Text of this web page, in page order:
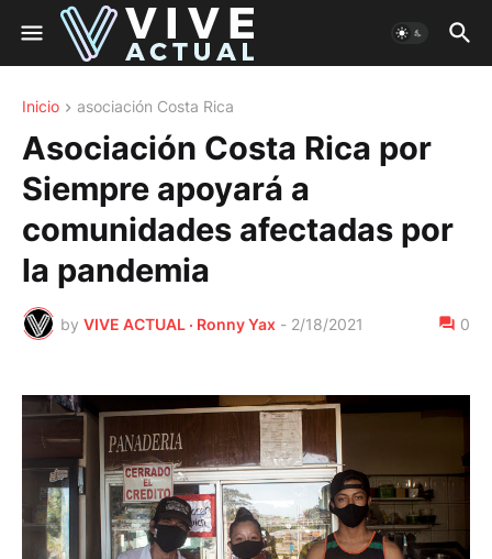
Inicio asociación Costa Rica
Asociación Costa Rica por
Siempre apoyará a
comunidades afectadas por
la pandemia
by VIVE ACTUAL · Ronny Yax - 2/18/2021 0